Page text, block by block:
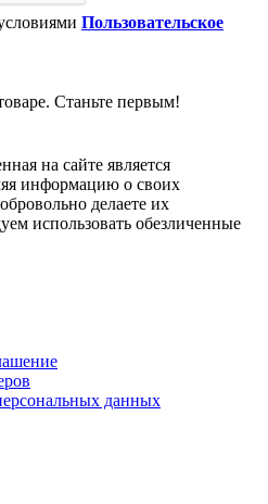
Пользовательское
Станьте первым!
на сайте является
информацию о своих
делаете их
использовать обезличенные
данных